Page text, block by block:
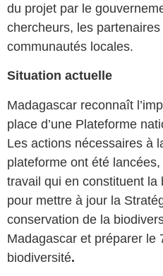
du projet par le
chercheurs, les
communautés locales.
Situation actuelle
Madagascar reconnaît
place d’une Plateforme
Les actions nécessaires à
plateforme ont été
travail qui en constituent la
pour mettre à jour la
conservation de la
Madagascar et préparer le
biodiversité.